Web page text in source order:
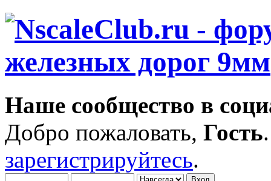
Наше сообщество в
Добро пожаловать, Гость
зарегистрируйтесь.